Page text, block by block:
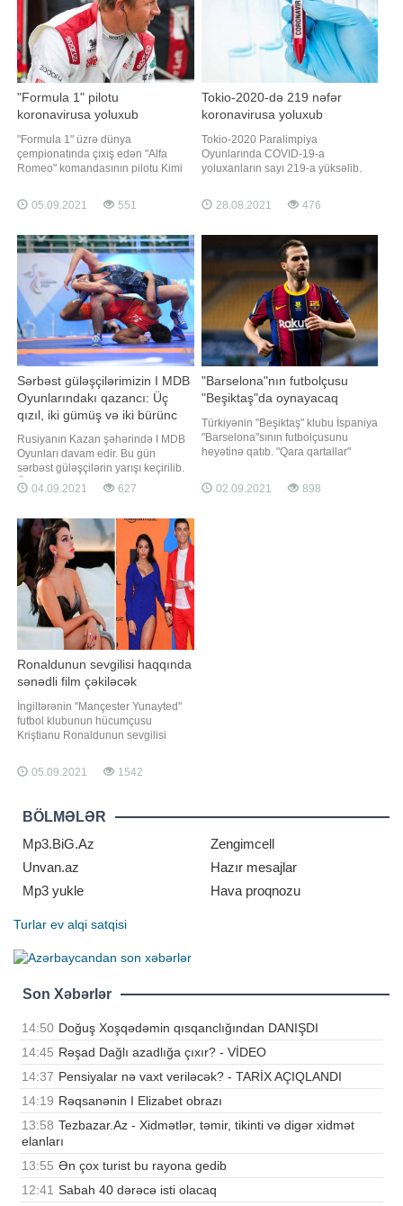
"Formula 1" pilotu
koronavirusa yoluxub
"Formula 1" üzrə dünya
çempionatında çıxış edən "Alfa
Romeo" komandasının pilotu Kimi
"Report" yarışın rəsmi saytına
istinadən xəbər verir ki, 41 yaşlı
Qran-prisində iştirak etməyəcək.
Onu Robert Kubitsa əvəzləyəcək
05.09.2021 551
Tokio-2020-də 219 nəfər
koronavirusa yoluxub
Tokio-2020 Paralimpiya
Oyunlarında COVID-19-a
yoluxanların sayı 219-a yüksəlib.
oyunlar çərçivəsində son sutkada
daha 22 nəfərdə koronavirus aşkar
alınıblar. Qeyd edək ki, 160 ölkədən
4 440-ə yaxın idmançının 22 növdə
yarışdığı Tokio-202
28.08.2021 476
Sərbəst güləşçilərimizin I MDB
Oyunlarındakı qazancı: Üç
qızıl, iki gümüş və iki bürünc
medal
Rusiyanın Kazan şəhərində I MDB
Oyunları davam edir. Bu gün
sərbəst güləşçilərin yarışı keçirilib.
Ölkəmizi böyük məşqçi Zəlimxan
Hüseynov və məşqçi Arif
Əliabbas Rzazadə (57 kq), Tural
Hüseynov (61 kq), Sabir Cəfərov
(65 kq), Namus Orucov (70 kq),
Cəbrayıl Hacıyev (7
04.09.2021 627
"Barselona"nın futbolçusu
"Beşiktaş"da oynayacaq
Türkiyənin "Beşiktaş" klubu İspaniya
"Barselona"sının futbolçusunu
heyətinə qatıb. "Qara qartallar"
Miralem Pyaniçi icarəyə götürüb.
"Barsa"da illik 8 milyon avro
02.09.2021 898
Ronaldunun sevgilisi haqqında
sənədli film çəkiləcək
İngiltərənin "Mançester Yunayted"
futbol klubunun hücumçusu
Kriştianu Ronaldunun sevgilisi
istehsalı olacaq yeni sənədli filmdə
öz həyat hekayəsini danışacaq. Bu
istinadən xəbər verir. "Mən
Corcinayam"
05.09.2021 1542
BÖLMƏLƏR
Mp3.BiG.Az
Zengimcell
Unvan.az
Hazır mesajlar
Mp3 yukle
Hava proqnozu
Turlar ev alqi satqisi
Son Xəbərlər
14:50 Doğuş Xoşqədəmin qısqanclığından DANIŞDI
14:45 Rəşad Dağlı azadlığa çıxır? - VİDEO
14:37 Pensiyalar nə vaxt veriləcək? - TARİX AÇIQLANDI
14:19 Rəqsanənin I Elizabet obrazı
13:58 Tezbazar.Az - Xidmətlər, təmir, tikinti və digər xidmət
elanları
13:55 Ən çox turist bu rayona gedib
12:41 Sabah 40 dərəcə isti olacaq